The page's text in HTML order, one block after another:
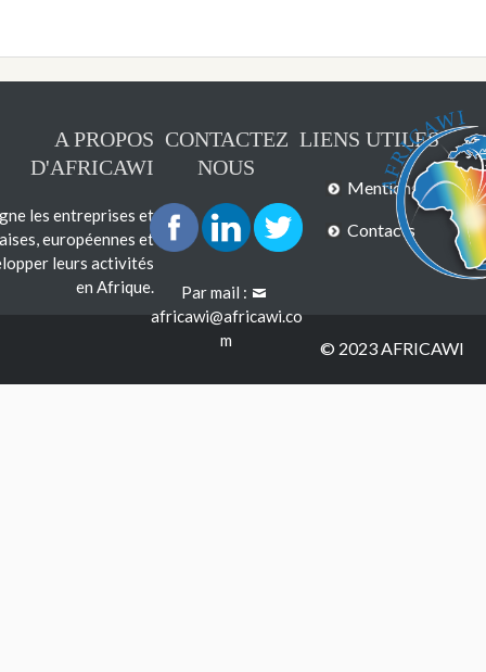
A PROPOS
D'AFRICAWI
les entreprises et
européennes et
leurs activités
en Afrique.
CONTACTEZ
NOUS
Par mail :
africawi@africawi.co
m
LIENS UTILES
Mentions légales
Contacts
© 2023 AFRICAWI